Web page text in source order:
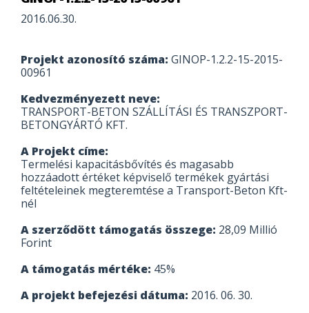
2016.06.30.
Projekt azonosító száma: GINOP-1.2.2-15-2015-
00961
Kedvezményezett neve:
TRANSPORT-BETON SZÁLLÍTÁSI ÉS TRANSZPORT-
BETONGYÁRTÓ KFT.
A Projekt címe:
Termelési kapacitásbővítés és magasabb
hozzáadott értéket képviselő termékek gyártási
feltételeinek megteremtése a Transport-Beton Kft-
nél
A szerződött támogatás összege: 28,09 Millió
Forint
A támogatás mértéke: 45%
A projekt befejezési dátuma: 2016. 06. 30.